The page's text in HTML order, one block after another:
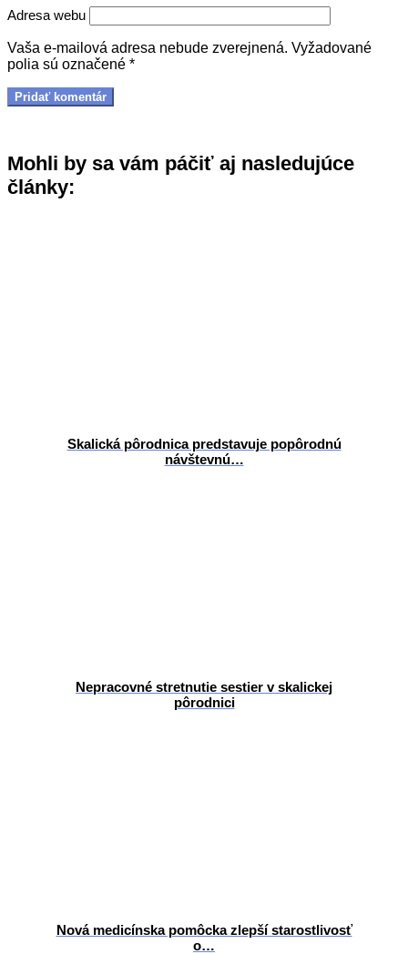
Adresa webu
Vaša e-mailová adresa nebude zverejnená. Vyžadované
polia sú označené *
Mohli by sa vám páčiť aj nasledujúce
články:
Skalická pôrodnica predstavuje popôrodnú
návštevnú…
Nepracovné stretnutie sestier v skalickej
pôrodnici
Nová medicínska pomôcka zlepší starostlivosť
o…